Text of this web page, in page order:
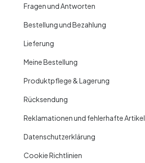
Fragen und Antworten
Bestellung und Bezahlung
Lieferung
Meine Bestellung
Produktpflege & Lagerung
Rücksendung
Reklamationen und fehlerhafte Artikel
Datenschutzerklärung
Cookie Richtlinien